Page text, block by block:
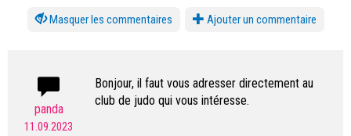
les commentaires Ajouter un commentaire
panda
11.09.2023
Bonjour, il faut vous adresser directement au
club de judo qui vous intéresse.